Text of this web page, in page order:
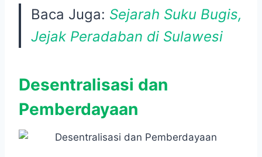
Baca Juga: Sejarah Suku Bugis,
Jejak Peradaban di Sulawesi
Desentralisasi dan
Pemberdayaan